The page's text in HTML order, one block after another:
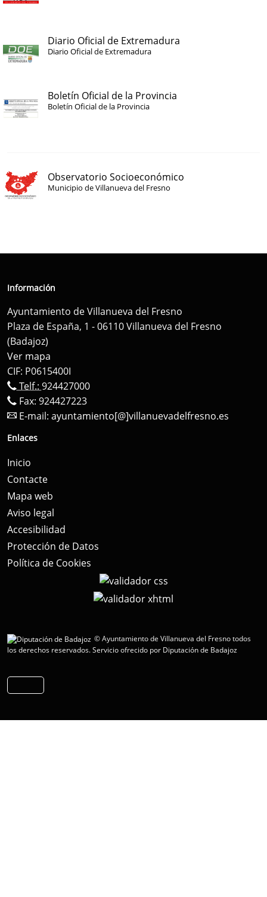
Diario Oficial de Extremadura
Diario Oficial de Extremadura
Boletín Oficial de la Provincia
Boletín Oficial de la Provincia
Observatorio Socioeconómico
Municipio de Villanueva del Fresno
Información
Ayuntamiento de Villanueva del Fresno
Plaza de España, 1 - 06110 Villanueva del Fresno
(Badajoz)
Ver mapa
CIF: P0615400I
Telf.: 924427000
Fax: 924427223
E-mail: ayuntamiento[@]villanuevadelfresno.es
Enlaces
Inicio
Contacte
Mapa web
Aviso legal
Accesibilidad
Protección de Datos
Política de Cookies
© Ayuntamiento de Villanueva del Fresno todos
los derechos reservados.Servicio ofrecido por Diputación de Badajoz